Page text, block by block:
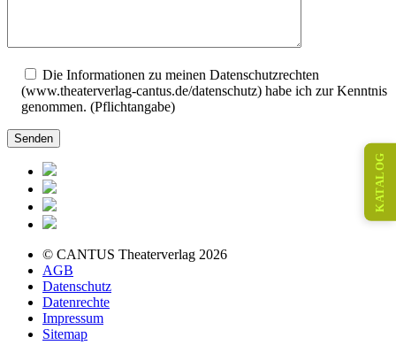
Die Informationen zu meinen Datenschutzrechten
(www.theaterverlag-cantus.de/datenschutz) habe ich zur Kenntnis
genommen. (Pflichtangabe)
© CANTUS Theaterverlag 2026
AGB
Datenschutz
Datenrechte
Impressum
Sitemap
KATALOG